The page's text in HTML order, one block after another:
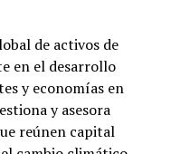
de activos de
en el desarrollo
y economías en
y asesora
reúnen capital